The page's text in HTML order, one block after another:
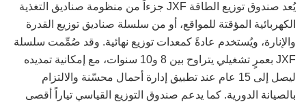
يُعد صندوق توزيع الطاقة JXF جزءاً من منظومة صناديق التغذية
الكهربائية المؤقتة للمواقع، أو من سلسلة صناديق توزيع القدرة
والإنارة، ويُستخدم عادةً كمعدات توزيع نهائية. وقد صُمِّمت سلسلة
JXF بعمرٍ تشغيلي يتراوح بين 8 و10 سنوات، مع إمكانية تمديده
ليصل إلى 15 عام عند تطبيق إدارة أحمال محسّنة والالتزام
بالصيانة الدورية. كما يدعم صندوق التوزيع القياسي تياراً أقصى